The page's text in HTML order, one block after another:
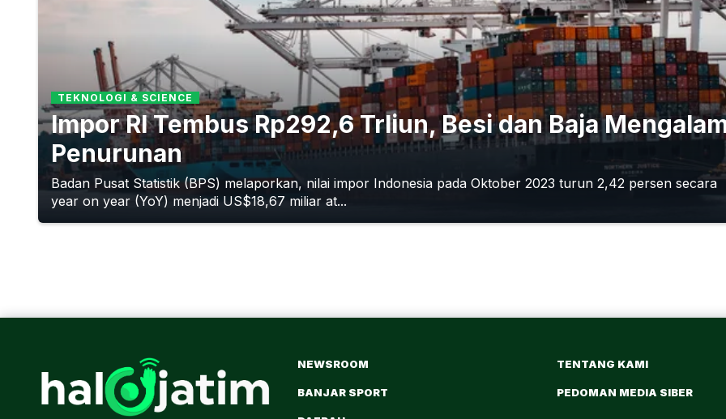
TEKNOLOGI & SCIENCE
Impor RI Tembus Rp292,6 Trliun, Besi dan Baja
Penurunan
Badan Pusat Statistik (BPS) melaporkan, nilai impor Indonesia pada Oktober 2023 turun 2,42 persen secara
year on year (YoY) menjadi US$18,67 miliar at...
NEWSROOM
BANJAR SPORT
TENTANG KAMI
PEDOMAN MEDIA SIBER